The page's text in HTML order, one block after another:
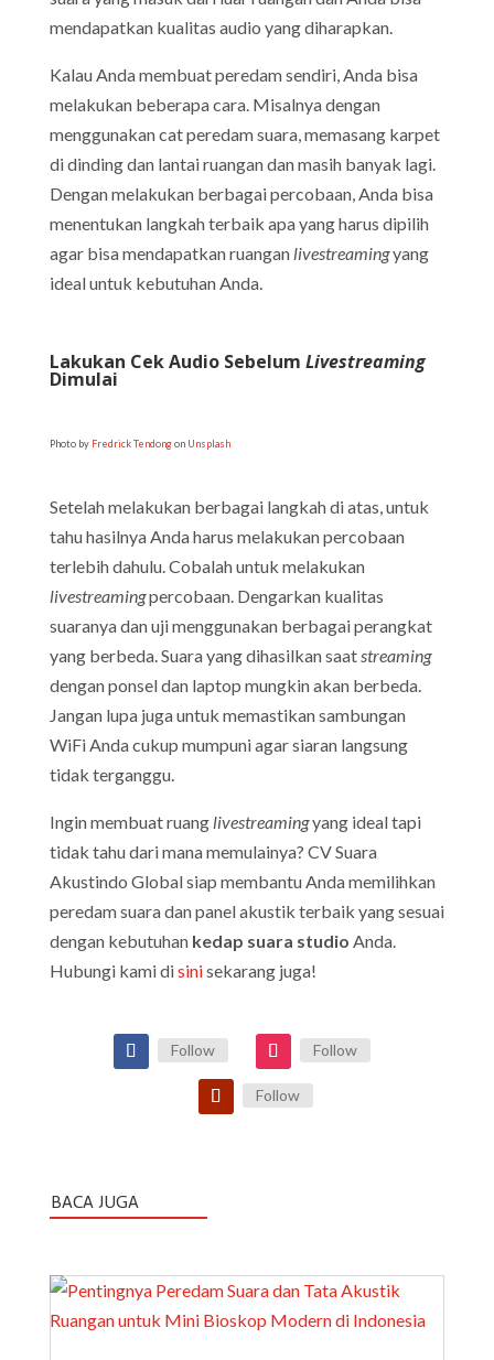
mendapatkan kualitas audio yang diharapkan.
Kalau Anda membuat peredam sendiri, Anda bisa
melakukan beberapa cara. Misalnya dengan
menggunakan cat peredam suara, memasang karpet
di dinding dan lantai ruangan dan masih banyak lagi.
Dengan melakukan berbagai percobaan, Anda bisa
menentukan langkah terbaik apa yang harus dipilih
agar bisa mendapatkan ruangan livestreamingyang
ideal untuk kebutuhan Anda.
Lakukan Cek Audio Sebelum Livestreaming
Dimulai
Photo by Fredrick Tendongon Unsplash
Setelah melakukan berbagai langkah di atas, untuk
tahu hasilnya Anda harus melakukan percobaan
terlebih dahulu. Cobalah untuk melakukan
livestreamingpercobaan. Dengarkan kualitas
suaranya dan uji menggunakan berbagai perangkat
yang berbeda. Suara yang dihasilkan saatstreaming
dengan ponsel dan laptop mungkin akan berbeda.
Jangan lupa juga untuk memastikan sambungan
WiFi Anda cukup mumpuni agar siaran langsung
tidak terganggu.
Ingin membuat ruang livestreamingyang ideal tapi
tidak tahu dari mana memulainya? CV Suara
Akustindo Global siap membantu Anda memilihkan
peredam suara dan panel akustik terbaik yang sesuai
dengan kebutuhan kedap suara studio Anda.
Hubungi kami disinisekarang juga!
Follow Follow
Follow
BACA JUGA